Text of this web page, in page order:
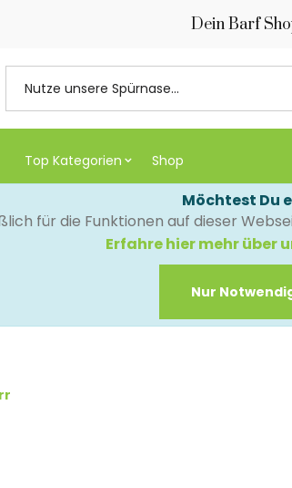
Dein Barf
Top Kategorien Shop
Möchtest Du
für die Funktionen auf dieser
Erfahre hier mehr über
Nur